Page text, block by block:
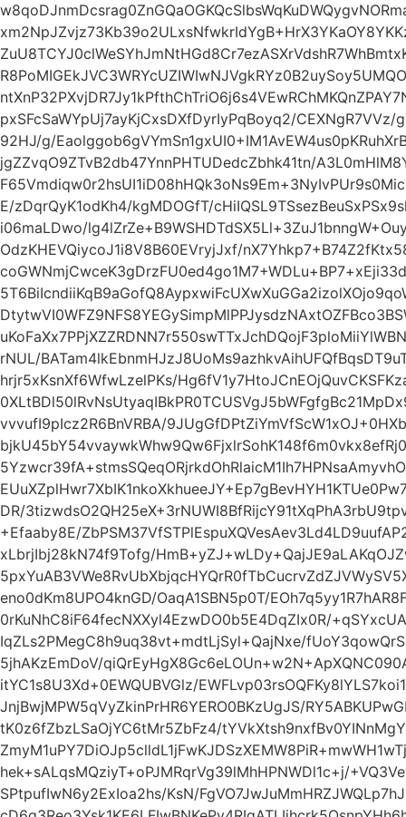
pxSFcSaWYpUj7ayKjCxsDXfDyrIyPqBoyq2/
92HJ/g/
jgZZvqO9ZTvB2db47YnnPHTUDedcZbhk41tn/
E/zDqrQyK1odKh4/kgMDOGfT/
i06maLDwo/
OdzKHEVQiycoJ1i8V8B60EVryjJxf/
rNUL/
hrjr5xKsnXf6WfwLzelPKs/
vvvufI9pIcz2R6BnVRBA/
DR/
+Efaaby8E/
xLbrjIbj28kN74f9Tofg/
eno0dKm8UPO4knGD/OaqA1SBN5p0T/
0rKuNhC8iF64fecNXXyl4EzwDO0b5E4DqZIx0R/
IqZLs2PMegC8h9uq38vt+mdtLjSyl+QajNxe/
5jhAKzEmDoV/
itYC1s8U3Xd+0EWQUBVGlz/
JnjBwjMPW5qVyZkinPrHR6YERO0BKzUgJS/
tK0z6fZbzLSaOjYC6tMr5ZbFz4/
hek+sALqsMQziyT+oPJMRqrVg39lMhHPNWDl1c+j/
SPtpufIwN6y2ExIoa2hs/KsN/